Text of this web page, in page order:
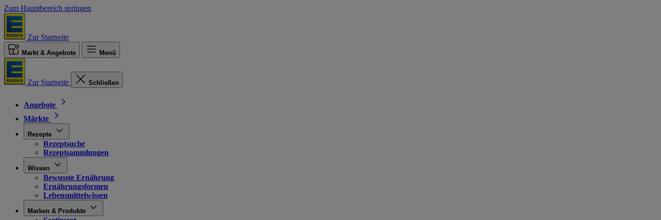
Zum Hauptbereich springen
Zur Startseite
Markt & Angebote Menü
Zur Startseite Schließen
Angebote
Märkte
Rezepte
Rezeptsuche
Rezeptsammlungen
Wissen
Bewusste Ernährung
Ernährungsformen
Lebensmittelwissen
Marken & Produkte